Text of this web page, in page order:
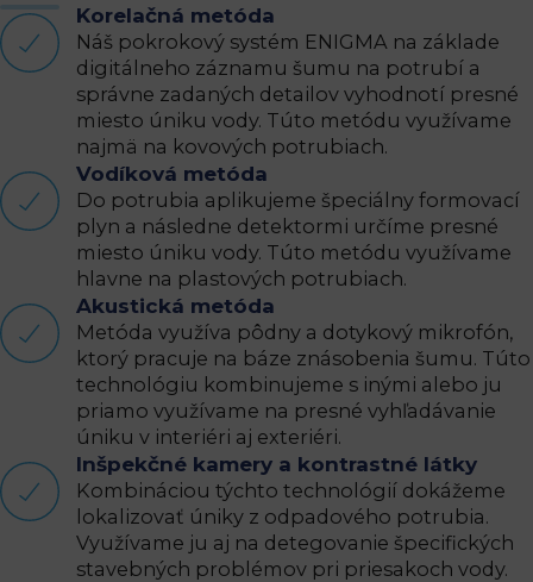
Korelačná metóda
Náš pokrokový systém ENIGMA na základe
digitálneho záznamu šumu na potrubí a
správne zadaných detailov vyhodnotí presné
miesto úniku vody. Túto metódu využívame
najmä na kovových potrubiach.
Vodíková metóda
Do potrubia aplikujeme špeciálny formovací
plyn a následne detektormi určíme presné
miesto úniku vody. Túto metódu využívame
hlavne na plastových potrubiach.
Akustická metóda
Metóda využíva pôdny a dotykový mikrofón,
ktorý pracuje na báze znásobenia šumu. Túto
technológiu kombinujeme s inými alebo ju
priamo využívame na presné vyhľadávanie
úniku v interiéri aj exteriéri.
Inšpekčné kamery a kontrastné látky
Kombináciou týchto technológií dokážeme
lokalizovať úniky z odpadového potrubia.
Využívame ju aj na detegovanie špecifických
stavebných problémov pri priesakoch vody.